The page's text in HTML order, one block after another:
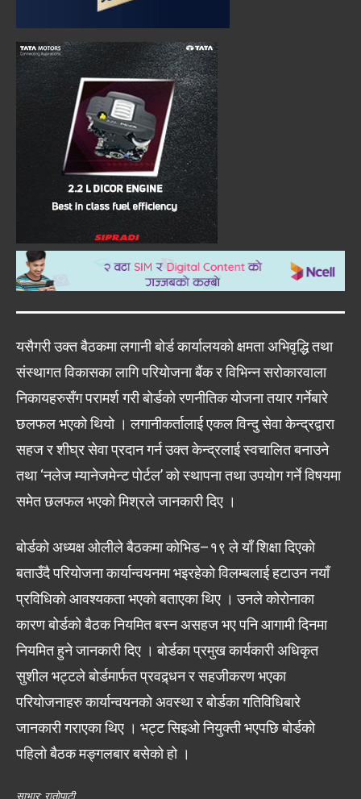
यसैगरी उक्त बैठकमा लगानी बोर्ड कार्यालयको क्षमता अभिवृद्धि तथा
संस्थागत विकासका लागि परियोजना बैंक र विभिन्न सरोकारवाला
निकायहरुसँग परामर्श गरी बोर्डको रणनीतिक योजना तयार गर्नेबारे
छलफल भएको थियो । लगानीकर्तालाई एकल विन्दु सेवा केन्द्रद्वारा
सहज र शीघ्र सेवा प्रदान गर्न उक्त केन्द्रलाई स्वचालित बनाउने
तथा ‘नलेज म्यानेजमेन्ट पोर्टल’ को स्थापना तथा उपयोग गर्ने विषयमा
समेत छलफल भएको मिश्रले जानकारी दिए ।
बोर्डको अध्यक्ष ओलीले बैठकमा कोभिड–१९ ले याँ शिक्षा दिएको
बताउँदै परियोजना कार्यान्वयनमा भइरहेको विलम्बलाई हटाउन नयाँ
प्रविधिको आवश्यकता भएको बताएका थिए । उनले कोरोनाका
कारण बोर्डको बैठक नियमित बस्न असहज भए पनि आगामी दिनमा
नियमित हुने जानकारी दिए । बोर्डका प्रमुख कार्यकारी अधिकृत
सुशील भट्टले बोर्डमार्फत प्रवद्र्धन र सहजीकरण भएका
परियोजनाहरु कार्यान्वयनको अवस्था र बोर्डका गतिविधिबारे
जानकारी गराएका थिए । भट्ट सिइओ नियुक्ती भएपछि बोर्डको
पहिलो बैठक मङ्गलबार बसेको हो ।
साभार: रातोपाटी